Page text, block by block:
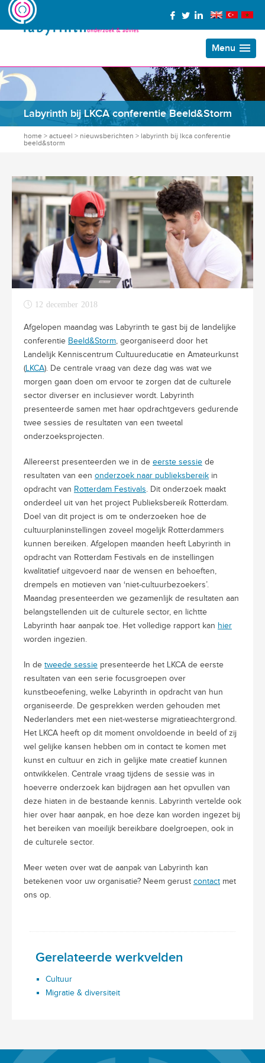
Menu
Labyrinth bij LKCA conferentie Beeld&Storm
home > actueel > nieuwsberichten > labyrinth bij lkca conferentie
beeld&storm
12 december 2018
Afgelopen maandag was Labyrinth te gast bij de landelijke
conferentie Beeld&Storm , georganiseerd door het
Landelijk Kenniscentrum Cultuureducatie en Amateurkunst
(LKCA). De centrale vraag van deze dag was wat we
morgen gaan doen om ervoor te zorgen dat de culturele
sector diverser en inclusiever wordt. Labyrinth
presenteerde samen met haar opdrachtgevers gedurende
twee sessies de resultaten van een tweetal
onderzoeksprojecten.
Allereerst presenteerden we in de eerste sessie de
resultaten van een onderzoek naar publieksbereik in
opdracht van Rotterdam Festivals . Dit onderzoek maakt
onderdeel uit van het project Publieksbereik Rotterdam.
Doel van dit project is om te onderzoeken hoe de
cultuurplaninstellingen zoveel mogelijk Rotterdammers
kunnen bereiken. Afgelopen maanden heeft Labyrinth in
opdracht van Rotterdam Festivals en de instellingen
kwalitatief uitgevoerd naar de wensen en behoeften,
drempels en motieven van ‘niet-cultuurbezoekers’.
Maandag presenteerden we gezamenlijk de resultaten aan
belangstellenden uit de culturele sector, en lichtte
Labyrinth haar aanpak toe. Het volledige rapport kan hier
worden ingezien.
In de tweede sessie presenteerde het LKCA de eerste
resultaten van een serie focusgroepen over
kunstbeoefening, welke Labyrinth in opdracht van hun
organiseerde. De gesprekken werden gehouden met
Nederlanders met een niet-westerse migratieachtergrond.
Het LKCA heeft op dit moment onvoldoende in beeld of zij
wel gelijke kansen hebben om in contact te komen met
kunst en cultuur en zich in gelijke mate creatief kunnen
ontwikkelen. Centrale vraag tijdens de sessie was in
hoeverre onderzoek kan bijdragen aan het opvullen van
deze hiaten in de bestaande kennis. Labyrinth vertelde ook
hier over haar aanpak, en hoe deze kan worden ingezet bij
het bereiken van moeilijk bereikbare doelgroepen, ook in
de culturele sector.
Meer weten over wat de aanpak van Labyrinth kan
betekenen voor uw organisatie? Neem gerust contact met
ons op.
Gerelateerde werkvelden
Cultuur
Migratie & diversiteit